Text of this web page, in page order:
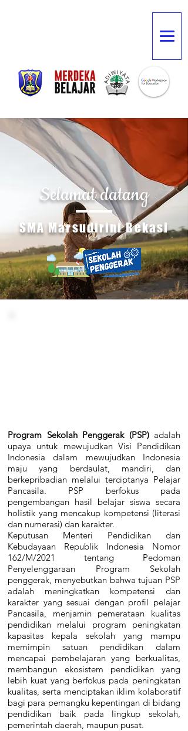
Selamat datang
SMA Marsudirini Bekasi
Program Sekolah Penggerak (PSP)adalah
upaya untuk mewujudkan Visi Pendidikan
Indonesia dalam mewujudkan Indonesia
maju yang berdaulat, mandiri, dan
berkepribadian melalui terciptanya Pelajar
Pancasila. PSP berfokus pada
pengembangan hasil belajar siswa secara
holistik yang mencakup kompetensi (literasi
dan numerasi) dan karakter.
Keputusan Menteri Pendidikan dan
Kebudayaan Republik Indonesia Nomor
162/M/2021 tentang Pedoman
Penyelenggaraan Program Sekolah
penggerak, menyebutkan bahwa tujuan PSP
adalah meningkatkan kompetensi dan
karakter yang sesuai dengan profil pelajar
Pancasila, menjamin pemerataan kualitas
pendidikan melalui program peningkatan
kapasitas kepala sekolah yang mampu
memimpin satuan pendidikan dalam
mencapai pembelajaran yang berkualitas,
membangun ekosistem pendidikan yang
lebih kuat yang berfokus pada peningkatan
kualitas, serta menciptakan iklim kolaboratif
bagi para pemangku kepentingan di bidang
pendidikan baik pada lingkup sekolah,
pemerintah daerah, maupun pusat.